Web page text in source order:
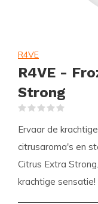
R4VE
R4VE -
Strong
Ervaar de
citrusaroma's en
Citrus Extra
krachtige sensatie!